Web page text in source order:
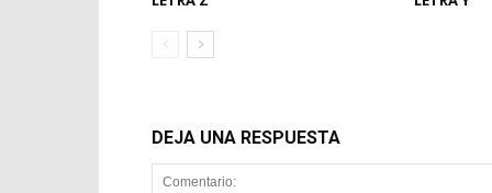
DEJA UNA RESPUESTA